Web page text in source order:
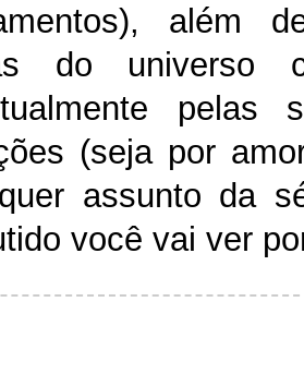
além
do universo
pelas
(seja por
assunto da
você vai ver